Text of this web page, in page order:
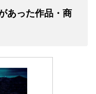
あった作品・商